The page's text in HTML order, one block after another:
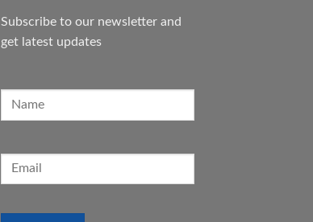
Subscribe to our newsletter and
get latest updates